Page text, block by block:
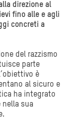
direzione al
fino alle e agli
concreti a
del razzismo
parte
è
al sicuro e
ha integrato
nella sua